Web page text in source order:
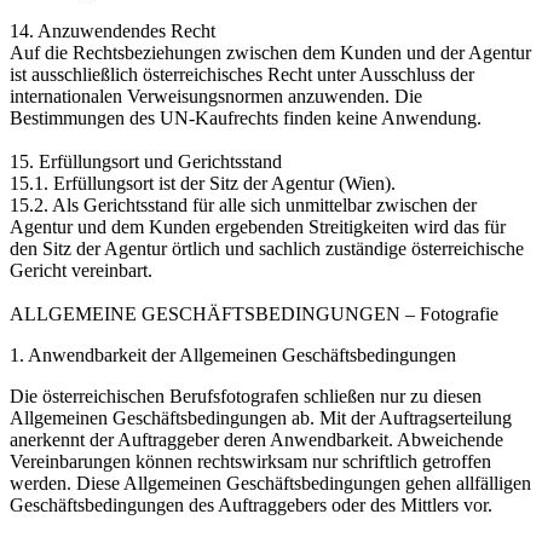
14. Anzuwendendes Recht
Auf die Rechtsbeziehungen zwischen dem Kunden und der Agentur
ist ausschließlich österreichisches Recht unter Ausschluss der
internationalen Verweisungsnormen anzuwenden. Die
Bestimmungen des UN-Kaufrechts finden keine Anwendung.
15. Erfüllungsort und Gerichtsstand
15.1. Erfüllungsort ist der Sitz der Agentur (Wien).
15.2. Als Gerichtsstand für alle sich unmittelbar zwischen der
Agentur und dem Kunden ergebenden Streitigkeiten wird das für
den Sitz der Agentur örtlich und sachlich zuständige österreichische
Gericht vereinbart.
ALLGEMEINE GESCHÄFTSBEDINGUNGEN – Fotografie
1. Anwendbarkeit der Allgemeinen Geschäftsbedingungen
Die österreichischen Berufsfotografen schließen nur zu diesen
Allgemeinen Geschäftsbedingungen ab. Mit der Auftragserteilung
anerkennt der Auftraggeber deren Anwendbarkeit. Abweichende
Vereinbarungen können rechtswirksam nur schriftlich getroffen
werden. Diese Allgemeinen Geschäftsbedingungen gehen allfälligen
Geschäftsbedingungen des Auftraggebers oder des Mittlers vor.